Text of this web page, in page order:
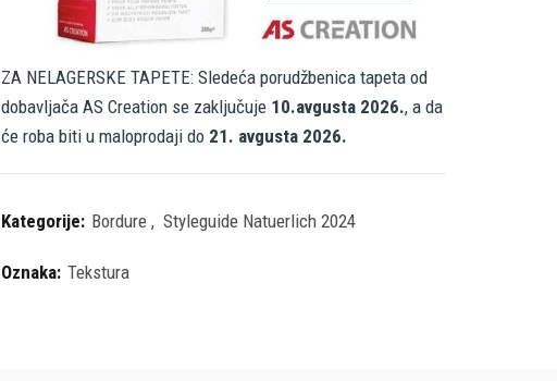
ZA NELAGERSKE TAPETE: Sledeća porudžbenica tapeta od
dobavljača AS Creation se zaključuje 10.avgusta 2026., a da
će roba biti u maloprodaji do 21. avgusta 2026.
Kategorije: Bordure , Styleguide Natuerlich 2024
Oznaka: Tekstura